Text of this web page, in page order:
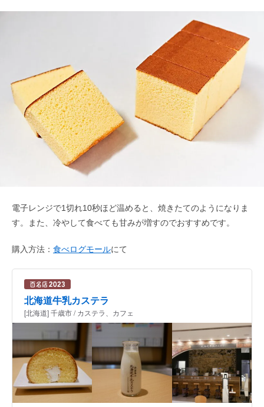
電子レンジで1切れ10秒ほど温めると、焼きたてのようになりま
す。また、冷やして食べても甘みが増すのでおすすめです。
購入方法： 食べログモールにて
北海道牛乳カステラ
[北海道] 千歳市 / カステラ、カフェ